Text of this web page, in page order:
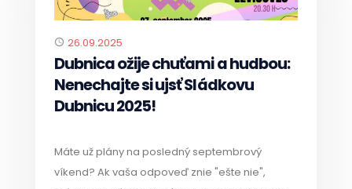
Published
26.09.2025
Dubnica ožije chuťami a hudbou:
Nenechajte si ujsť Sládkovu
Dubnicu 2025!
Máte už plány na posledný septembrový
víkend? Ak vaša odpoveď znie "ešte nie",